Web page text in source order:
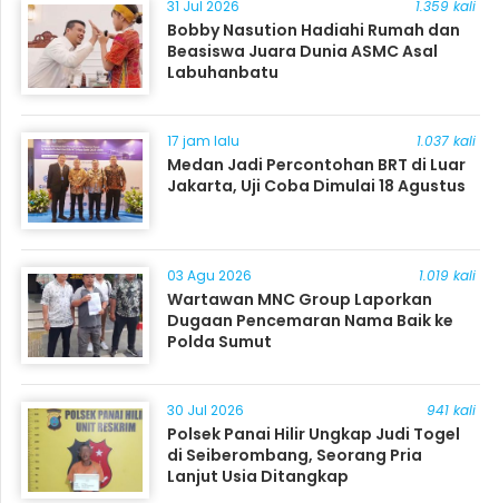
31 Jul 2026 1.359 kali
Bobby Nasution Hadiahi Rumah dan
Beasiswa Juara Dunia ASMC Asal
Labuhanbatu
17 jam lalu 1.037 kali
Medan Jadi Percontohan BRT di Luar
Jakarta, Uji Coba Dimulai 18 Agustus
03 Agu 2026 1.019 kali
Wartawan MNC Group Laporkan
Dugaan Pencemaran Nama Baik ke
Polda Sumut
30 Jul 2026 941 kali
Polsek Panai Hilir Ungkap Judi Togel
di Seiberombang, Seorang Pria
Lanjut Usia Ditangkap